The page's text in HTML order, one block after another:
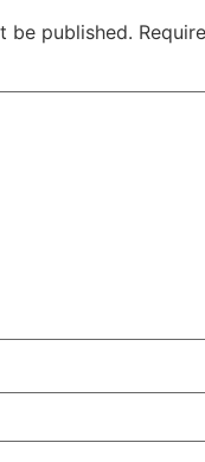
be published.